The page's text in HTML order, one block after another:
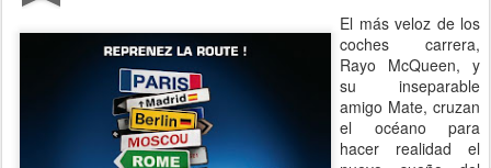
El más veloz de los
coches carrera,
Rayo McQueen, y
su inseparable
amigo Mate, cruzan
el océano para
hacer realidad el